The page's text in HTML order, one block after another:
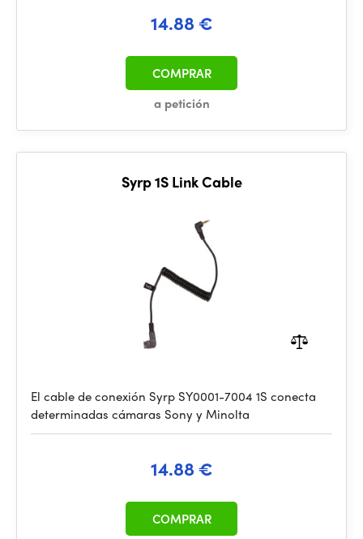
14.88 €
a petición
COMPRAR
Syrp 1S Link Cable
El cable de conexión Syrp SY0001-7004 1S conecta
determinadas cámaras Sony y Minolta
14.88 €
COMPRAR